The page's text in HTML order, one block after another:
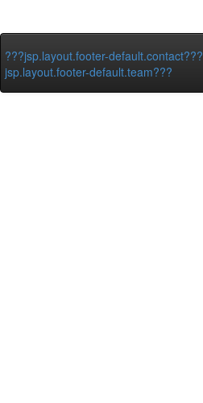
???jsp.layout.footer-default.contact???
jsp.layout.footer-default.team???